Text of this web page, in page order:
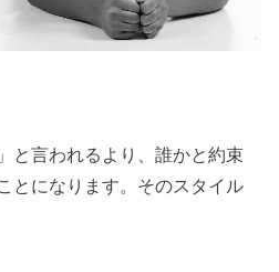
と言われるより、誰かと約束
とになります。そのスタイル